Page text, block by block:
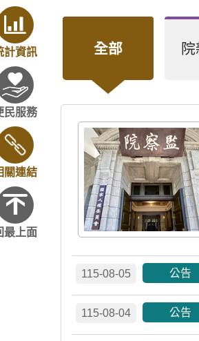
計資訊
民服務
關連結
最上面
全部
115-08-05 公告
115-08-04 公告